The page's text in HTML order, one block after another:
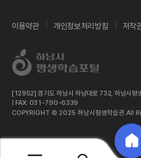
이용약관 개인정보처리방침 저작
[12952] 경기도 하남시 하남대로 732, 하남시
| FAX: 031-790-6339
COPYRIGHT © 2025 하남시평생학습관.All